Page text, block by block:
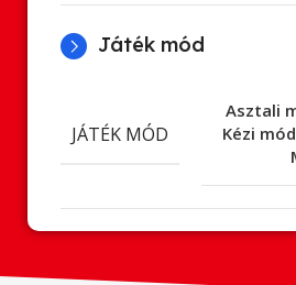
Játék mód
JÁTÉK MÓD
Asztali
Kézi